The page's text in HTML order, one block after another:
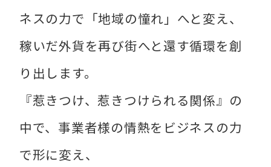
ネスの力で「地域の憧れ」へと変え、
稼いだ外貨を再び街へと還す循環を創
り出します。
『惹きつけ、惹きつけられる関係』の
中で、事業者様の情熱をビジネスの力
で形に変え、